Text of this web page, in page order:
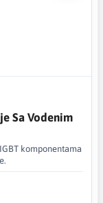
Sa Vodenim
komponentama